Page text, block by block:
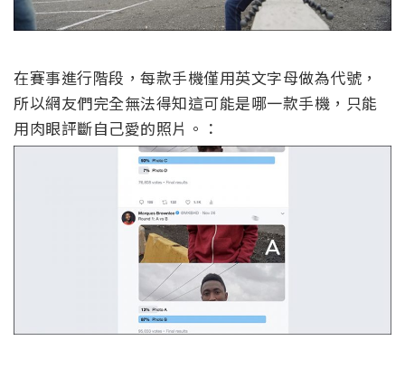
在賽事進行階段，每款手機僅用英文字母做為代號，
所以網友們完全無法得知這可能是哪一款手機，只能
用肉眼評斷自己愛的照片。：